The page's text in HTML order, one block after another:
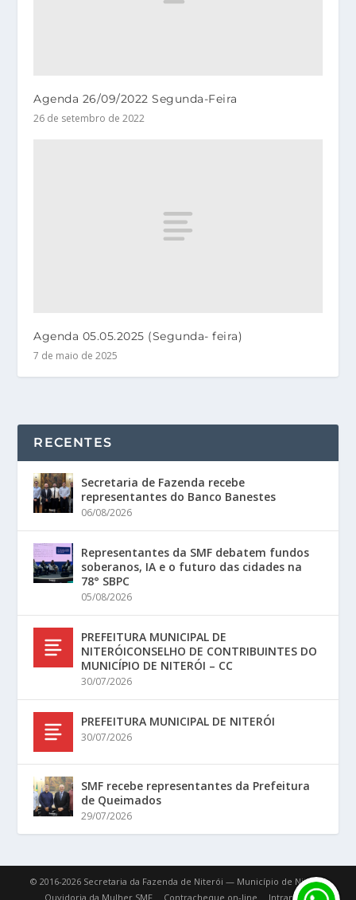
Agenda 26/09/2022 Segunda-Feira
26 de setembro de 2022
Agenda 05.05.2025 (Segunda- feira)
7 de maio de 2025
RECENTES
Secretaria de Fazenda recebe
representantes do Banco Banestes
06/08/2026
Representantes da SMF debatem fundos
soberanos, IA e o futuro das cidades na
78° SBPC
05/08/2026
PREFEITURA MUNICIPAL DE
NITERÓICONSELHO DE CONTRIBUINTES DO
MUNICÍPIO DE NITERÓI – CC
30/07/2026
PREFEITURA MUNICIPAL DE NITERÓI
30/07/2026
SMF recebe representantes da Prefeitura
de Queimados
29/07/2026
© 2016-2026 Secretaria da Fazenda de Niterói — Município de Niterói.
Ouvidoria da Mulher SMF
Contracheque on-line Intranet